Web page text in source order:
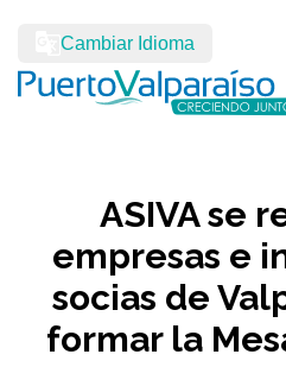
Cambiar Idioma
ASIVA se
empresas e
socias de
formar la